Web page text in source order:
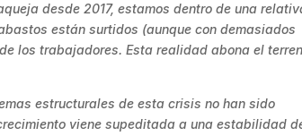
desde 2017, estamos dentro de una
están surtidos (aunque con demasiados
los trabajadores. Esta realidad abona el
estructurales de esta crisis no han sido
viene supeditada a una estabilidad